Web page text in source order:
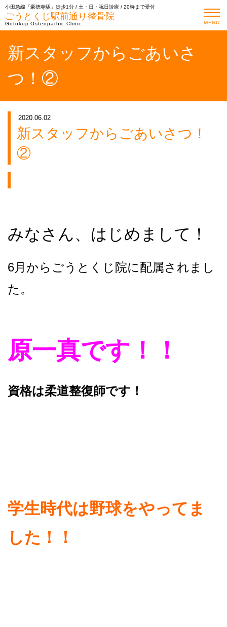
小田急線「豪徳寺駅」徒歩1分 / 土・日・祝日診療 / 20時まで受付
ごうとくじ駅前通り整骨院
Gotokuji Osteopathic Clinic MENU
新スタッフからごあいさ
つ！②
2020.06.02
新スタッフからごあいさつ！
②
みなさん、はじめまして！
6月からごうとくじ院に配属されまし
た。
原一真です！！
資格は柔道整復師です！
学生時代は野球をやってま
した！！